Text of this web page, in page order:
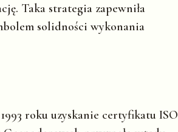
Taka strategia zapewniła
solidności wykonania
roku uzyskanie certyfikatu ISO